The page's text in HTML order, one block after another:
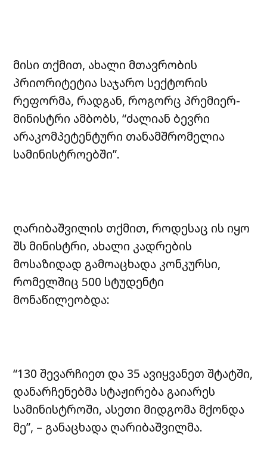
მისი თქმით, ახალი მთავრობის
პრიორიტეტია საჯარო სექტორის
რეფორმა, რადგან, როგორც პრემიერ-
მინისტრი ამბობს, “ძალიან ბევრი
არაკომპეტენტური თანამშრომელია
სამინისტროებში”.
ღარიბაშვილის თქმით, როდესაც ის იყო
შს მინისტრი, ახალი კადრების
მოსაზიდად გამოაცხადა კონკურსი,
რომელშიც 500 სტუდენტი
მონაწილეობდა:
“130 შევარჩიეთ და 35 ავიყვანეთ შტატში,
დანარჩენებმა სტაჟირება გაიარეს
სამინისტროში, ასეთი მიდგომა მქონდა
მე”, – განაცხადა ღარიბაშვილმა.